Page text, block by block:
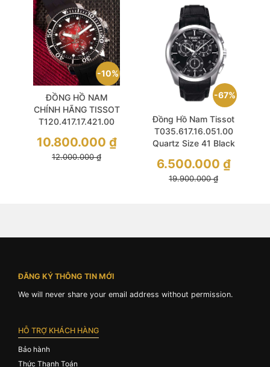
10%
ĐỒNG HỒ NAM
CHÍNH HÃNG TISSOT
T120.417.17.421.00
Red Dial Chronograph
Black Silicone Strap
12.000.000₫
10.800.000 ₫
67%
Đồng Hồ Nam Tissot
T035.617.16.051.00
Quartz Size 41 Black
Chronograph Like
New
19.900.000₫
6.500.000 ₫
ĐĂNG KÝ THÔNG TIN MỚI
We will never share your email address without permission.
HỖ TRỢ KHÁCH HÀNG
Bảo hành
Thức Thanh Toán